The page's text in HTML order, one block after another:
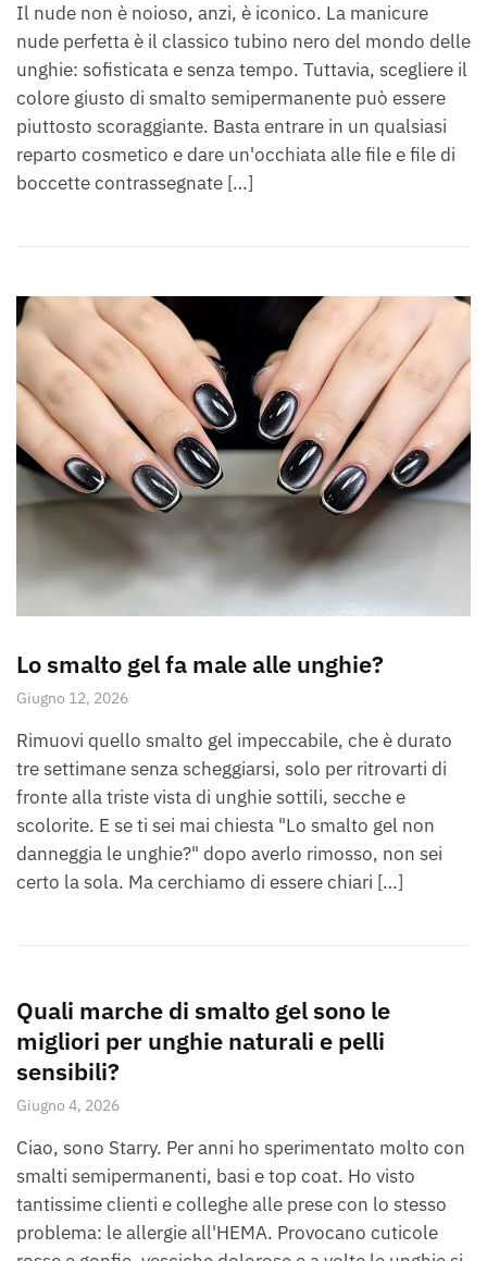
Il nude non è noioso, anzi, è iconico. La manicure
nude perfetta è il classico tubino nero del mondo delle
unghie: sofisticata e senza tempo. Tuttavia, scegliere il
colore giusto di smalto semipermanente può essere
piuttosto scoraggiante. Basta entrare in un qualsiasi
reparto cosmetico e dare un'occhiata alle file e file di
boccette contrassegnate […]
Lo smalto gel fa male alle unghie?
Giugno 12, 2026
Rimuovi quello smalto gel impeccabile, che è durato
tre settimane senza scheggiarsi, solo per ritrovarti di
fronte alla triste vista di unghie sottili, secche e
scolorite. E se ti sei mai chiesta "Lo smalto gel non
danneggia le unghie?" dopo averlo rimosso, non sei
certo la sola. Ma cerchiamo di essere chiari […]
Quali marche di smalto gel sono le
migliori per unghie naturali e pelli
sensibili?
Giugno 4, 2026
Ciao, sono Starry. Per anni ho sperimentato molto con
smalti semipermanenti, basi e top coat. Ho visto
tantissime clienti e colleghe alle prese con lo stesso
problema: le allergie all'HEMA. Provocano cuticole